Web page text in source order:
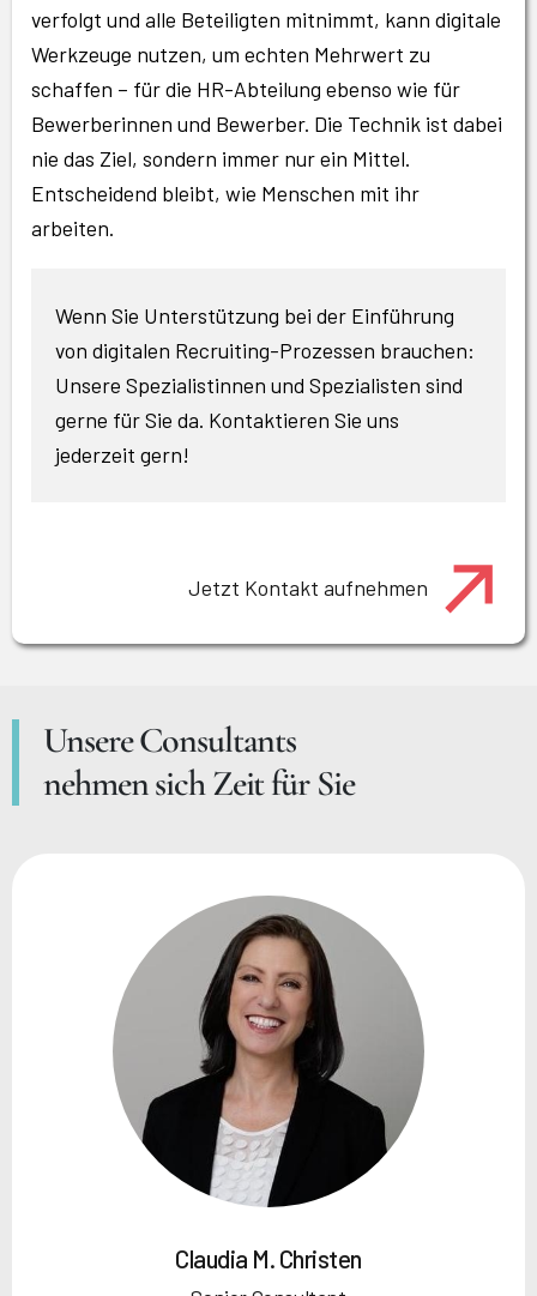
verfolgt und alle Beteiligten mitnimmt, kann digitale
Werkzeuge nutzen, um echten Mehrwert zu
schaffen – für die HR-Abteilung ebenso wie für
Bewerberinnen und Bewerber. Die Technik ist dabei
nie das Ziel, sondern immer nur ein Mittel.
Entscheidend bleibt, wie Menschen mit ihr
arbeiten.
Wenn Sie Unterstützung bei der Einführung
von digitalen Recruiting-Prozessen brauchen:
Unsere Spezialistinnen und Spezialisten sind
gerne für Sie da. Kontaktieren Sie uns
jederzeit gern!
Jetzt Kontakt aufnehmen
Unsere Consultants
nehmen sich Zeit für Sie
Claudia M. Christen